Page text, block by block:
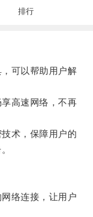
排行
可以帮助用户解
高速网络，不再
术，保障用户的
络连接，让用户